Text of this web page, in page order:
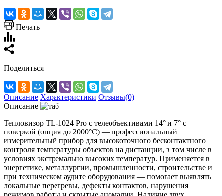
Печать
Поделиться
Описание Характеристики Отзывы(0)
Описание
Тепловизор TL-1024 Pro с телеобъективами 14° и 7° с
поверкой (опция до 2000°C) — профессиональный
измерительный прибор для высокоточного бесконтактного
контроля температуры объектов на дистанции, в том числе в
условиях экстремально высоких температур. Применяется в
энергетике, металлургии, промышленности, строительстве и
при техническом аудите оборудования — помогает выявлять
локальные перегревы, дефекты контактов, нарушения
режимов работы и скрытые аномалии. Наличие двух